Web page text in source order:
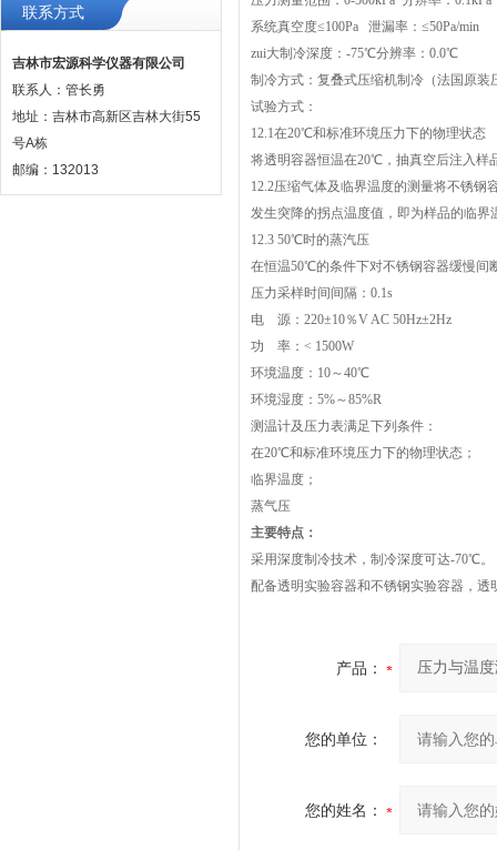
联系方式
吉林市宏源科学仪器有限公司
联系人：管长勇
地址：吉林市高新区吉林大街55
号A栋
邮编：132013
系统真空度≤100Pa 泄漏率：≤50Pa/min
zui大制冷深度：-75℃分辨率：0.0℃
制冷方式：复叠式压缩机制冷（法国原装
试验方式：
12.1在20℃和标准环境压力下的物
将透明容器恒温在20℃，抽真空后注入样
12.2压缩气体及临界温度的测量将不锈钢
发生突降的拐点温度值，即为样品的临
12.3 50℃时的蒸汽压
在恒温50℃的条件下对不锈钢容器缓慢间
压力采样时间间隔：0.1s
电 源：220±10％V AC 50Hz±2Hz
功 率：< 1500W
环境温度：10～40℃
环境湿度：5%～85%R
测温计及压力表满足下列条件：
在20℃和标准环境压力下的物理状态；
临界温度；
蒸气压
主要特点：
采用深度制冷技术，制冷深度可达-70℃。
配备透明实验容器和不锈钢实验容器，
产品：
您的单位：
您的姓名：